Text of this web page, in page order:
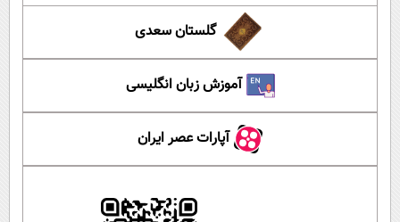
گلستان سعدی
آموزش زبان انگلیسی
آپارات عصر ایران